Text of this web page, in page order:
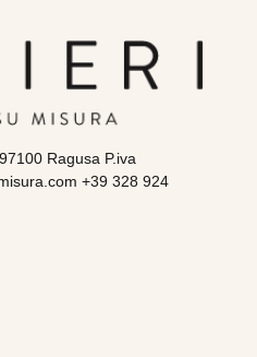
Ragusa P.iva
+39 328 924